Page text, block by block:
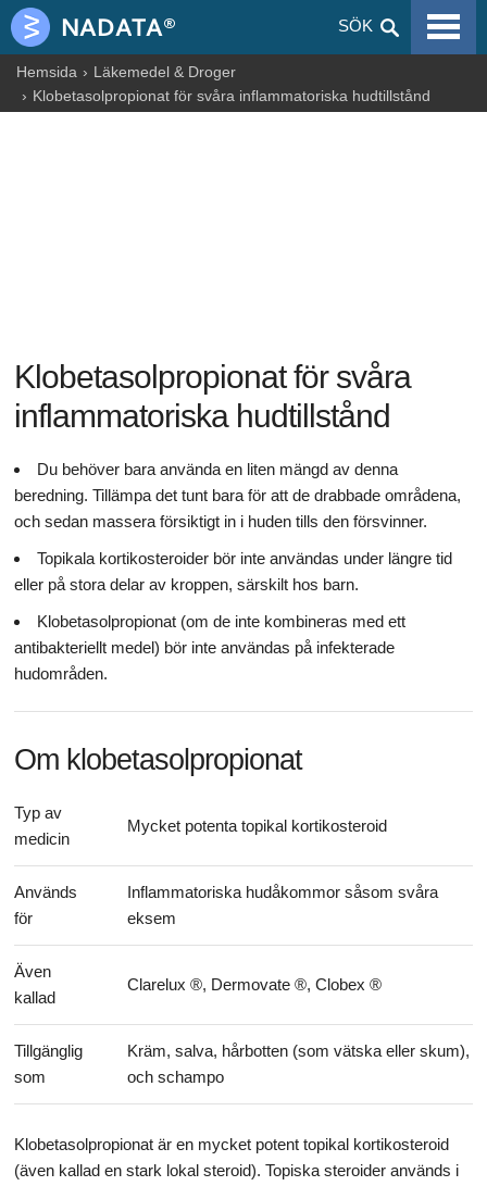
SÖK
VIRALA SJUKDOMAR
ALLERGIER
GRAVIDITET
Hemsida
Läkemedel & Droger
Klobetasolpropionat för svåra inflammatoriska hudtillstånd
Klobetasolpropionat för svåra
inflammatoriska hudtillstånd
Du behöver bara använda en liten mängd av denna
beredning. Tillämpa det tunt bara för att de drabbade områdena,
och sedan massera försiktigt in i huden tills den försvinner.
Topikala kortikosteroider bör inte användas under längre tid
eller på stora delar av kroppen, särskilt hos barn.
Klobetasolpropionat (om de inte kombineras med ett
antibakteriellt medel) bör inte användas på infekterade
hudområden.
Om klobetasolpropionat
Typ av
medicin
Mycket potenta topikal kortikosteroid
Används
för
Inflammatoriska hudåkommor såsom svåra
eksem
Även
kallad
Clarelux ®, Dermovate ®, Clobex ®
Tillgänglig
som
Kräm, salva, hårbotten (som vätska eller skum),
och schampo
Klobetasolpropionat är en mycket potent topikal kortikosteroid
(även kallad en stark lokal steroid). Topiska steroider används i